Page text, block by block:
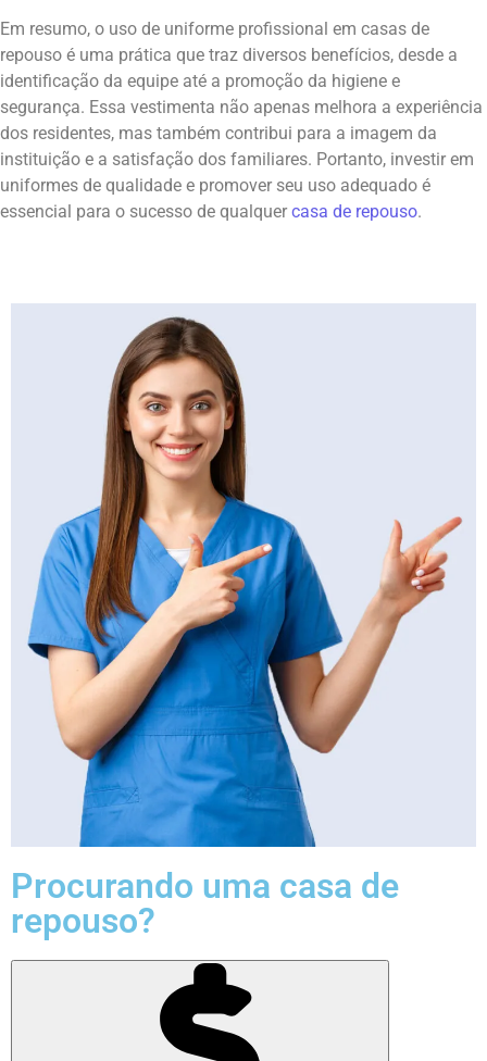
Em resumo, o uso de uniforme profissional em casas de
repouso é uma prática que traz diversos benefícios, desde a
identificação da equipe até a promoção da higiene e
segurança. Essa vestimenta não apenas melhora a experiência
dos residentes, mas também contribui para a imagem da
instituição e a satisfação dos familiares. Portanto, investir em
uniformes de qualidade e promover seu uso adequado é
essencial para o sucesso de qualquer casa de repouso.
Procurando uma casa de
repouso?